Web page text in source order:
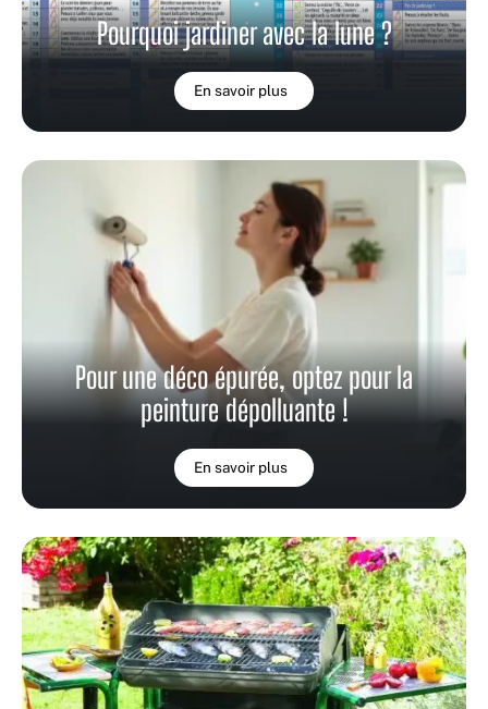
Pourquoi jardiner avec la lune ?
En savoir plus
Pour une déco épurée, optez pour la
peinture dépolluante !
En savoir plus